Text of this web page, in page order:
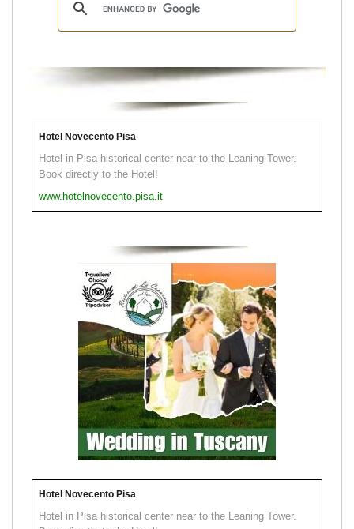
Hotel Novecento Pisa
Hotel in Pisa historical center near to the Leaning Tower.
Book directly to the Hotel!
www.hotelnovecento.pisa.it
Hotel Novecento Pisa
Hotel in Pisa historical center near to the Leaning Tower.